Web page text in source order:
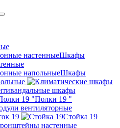
Шкафы
Шкафы
Полки 19 "
вентиляторные
19
Стойка 19
настенные